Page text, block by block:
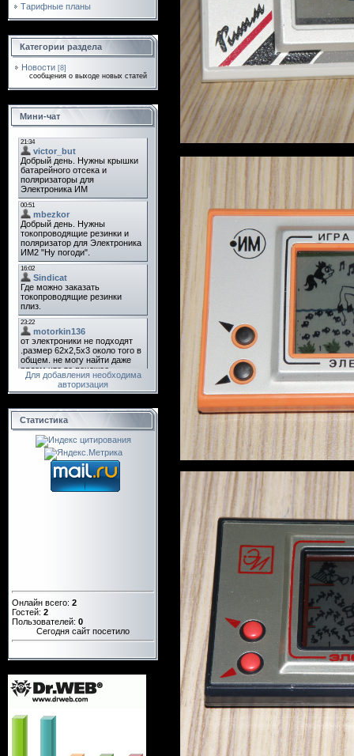
Тарифные планы
Категории раздела
Новости [8]
сообщения о выходе новых статей
Мини-чат
Для добавления необходима
авторизация
Статистика
Онлайн всего: 2
Гостей: 2
Пользователей: 0
Сегодня сайт посетило